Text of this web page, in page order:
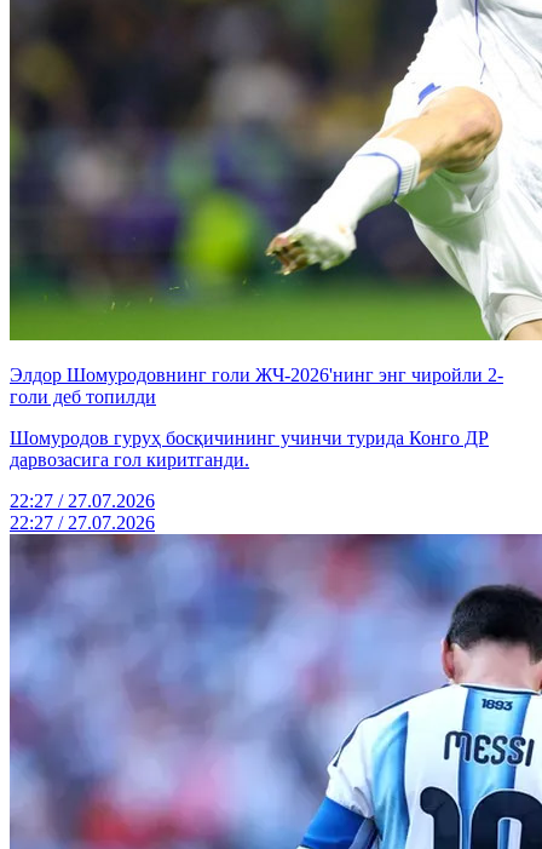
Элдор Шомуродовнинг голи ЖЧ-2026'нинг энг чиройли 2-
голи деб топилди
Шомуродов гуруҳ босқичининг учинчи турида Конго ДР
дарвозасига гол киритганди.
22:27 / 27.07.2026
22:27 / 27.07.2026